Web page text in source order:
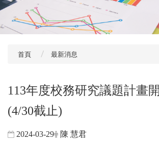
首頁 最新消息
113年度校務研究議題計畫
(4/30截止)
2024-03-29 陳 慧君